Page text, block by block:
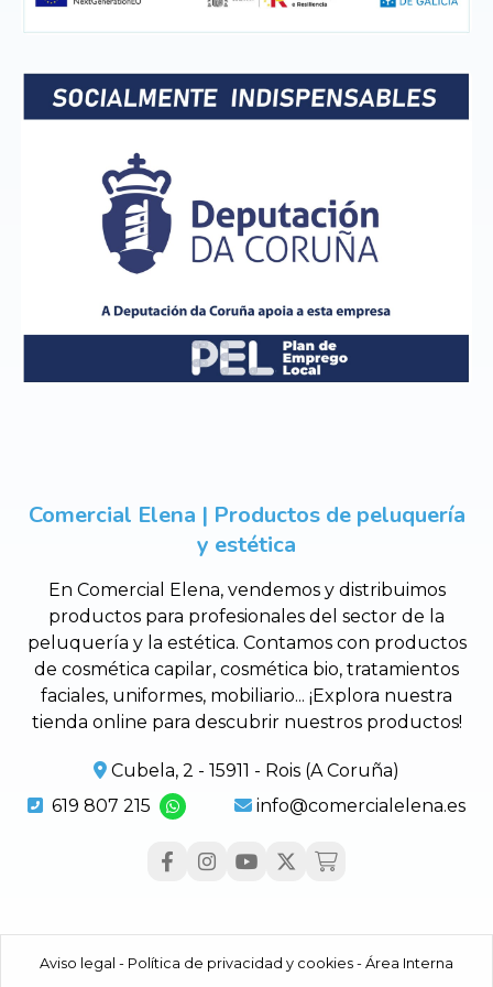
Comercial Elena | Productos de peluquería
y estética
En Comercial Elena, vendemos y distribuimos
productos para profesionales del sector de la
peluquería y la estética. Contamos con productos
de cosmética capilar, cosmética bio, tratamientos
faciales, uniformes, mobiliario... ¡Explora nuestra
tienda online para descubrir nuestros productos!
Cubela, 2 - 15911 - Rois (A Coruña)
619 807 215
info@comercialelena.es
Aviso legal - Política de privacidad y cookies - Área Interna